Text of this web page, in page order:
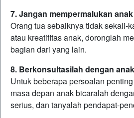
7. Jangan mempermalukan
Orang tua sebaiknya tidak sekali-
atau kreatifitas anak, doronglah
bagian dari yang lain.
8. Berkonsultasilah dengan
Untuk beberapa persoalan
masa depan anak bicaralah
serius, dan tanyalah pendapat-